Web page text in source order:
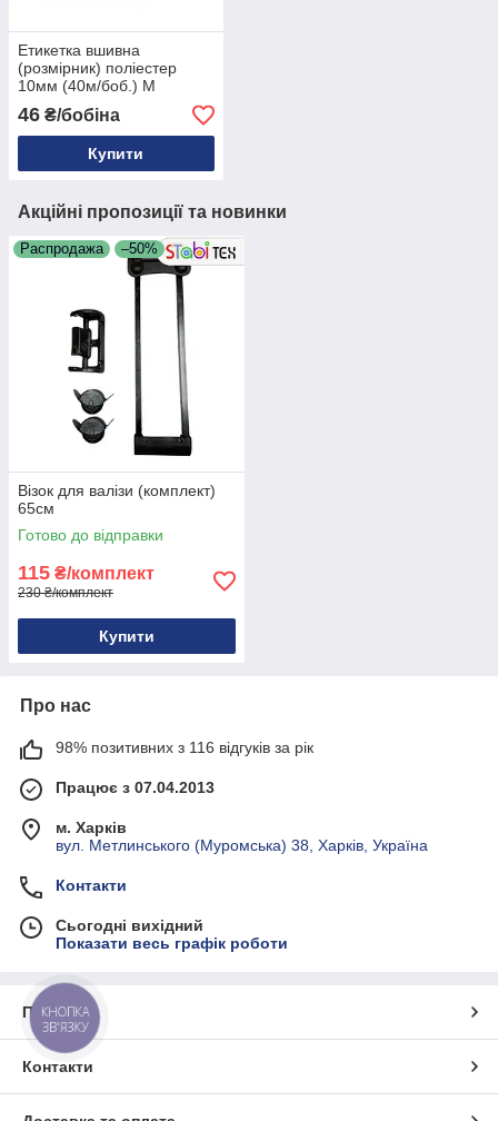
Етикетка вшивна
(розмірник) поліестер
10мм (40м/боб.) М
46 ₴/бобіна
Купити
Акційні пропозиції та новинки
Распродажа –50%
Візок для валізи (комплект)
65см
Готово до відправки
115 ₴/комплект
230 ₴/комплект
Купити
Про нас
98% позитивних з 116 відгуків за рік
Працює з 07.04.2013
м. Харків
вул. Метлинського (Муромська) 38, Харків, Україна
Контакти
Сьогодні вихідний
Показати весь графік роботи
Про нас
Контакти
КНОПКА
ЗВ'ЯЗКУ